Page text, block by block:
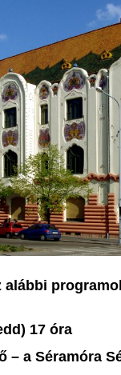
alábbi
17 óra
– a Séramóra